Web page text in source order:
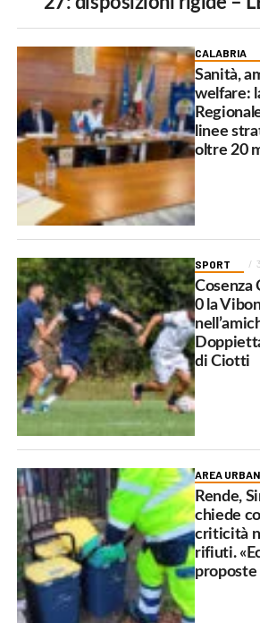
CALABRIA
Sanità,
welfare:
linee
oltre 20
SPORT
Cosenza
0 la
di Ciotti
AREA
Rende,
chiede
criticità
rifiuti.
proposte